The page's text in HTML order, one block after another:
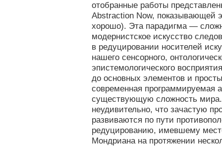
отобранные работы
Abstraction Now, показывающей
хорошо). Эта парадигма —
модернистское искусство
в редуцировании носителей
нашего сенсорного,
эпистемологического
до основных элементов и
современная программируемая
существующую сложность мира.
неудивительно, что зачастую
развиваются по пути
редуцированию, имевшему
Мондриана на протяжении